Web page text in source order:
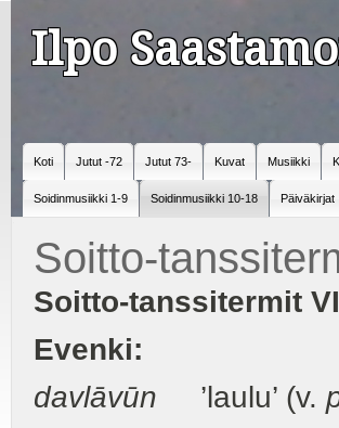
Ilpo
Koti Jutut -72 Jutut 73- Kuvat Musiikki
Soidinmusiikki 1-9 Soidinmusiikki 10-18 Päiväkirjat
Soitto-
Soitto-tanssitermit
Evenki:
davlāvūn ’laulu’ (v.